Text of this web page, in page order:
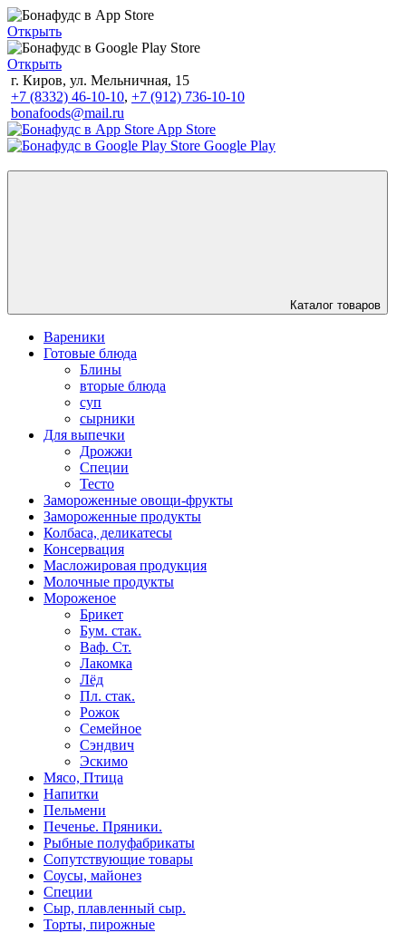
Открыть
Открыть
г. Киров, ул. Мельничная, 15
+7 (8332) 46-10-10, +7 (912) 736-10-10
bonafoods@mail.ru
App Store
Google Play
Каталог товаров
Вареники
Готовые блюда
Блины
вторые блюда
суп
сырники
Для выпечки
Дрожжи
Специи
Тесто
Замороженные овощи-фрукты
Замороженные продукты
Колбаса, деликатесы
Консервация
Масложировая продукция
Молочные продукты
Мороженое
Брикет
Бум. стак.
Ваф. Ст.
Лакомка
Лёд
Пл. стак.
Рожок
Семейное
Сэндвич
Эскимо
Мясо, Птица
Напитки
Пельмени
Печенье. Пряники.
Рыбные полуфабрикаты
Сопутствующие товары
Соусы, майонез
Специи
Сыр, плавленный сыр.
Торты, пирожные